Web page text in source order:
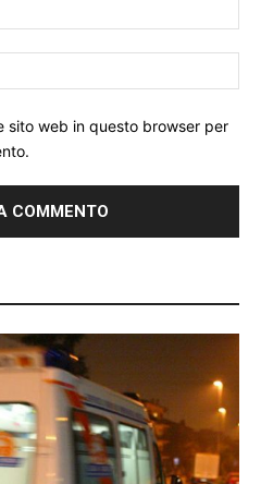
sito web in questo browser per